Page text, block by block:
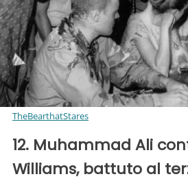
TheBearthatStares
12. Muhammad Ali
Williams, battuto al